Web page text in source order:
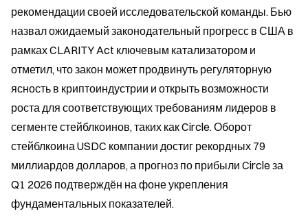
рекомендации своей исследовательской команды. Бью
назвал ожидаемый законодательный прогресс в США в
рамках CLARITY Act ключевым катализатором и
отметил, что закон может продвинуть регуляторную
ясность в криптоиндустрии и открыть возможности
роста для соответствующих требованиям лидеров в
сегменте стейблкоинов, таких как Circle. Оборот
стейблкоина USDC компании достиг рекордных 79
миллиардов долларов, а прогноз по прибыли Circle за
Q1 2026 подтверждён на фоне укрепления
фундаментальных показателей.